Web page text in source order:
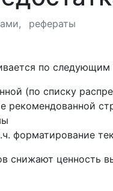
рефераты
по следующим
(по списку
рекомендованной
форматирование
снижают ценность